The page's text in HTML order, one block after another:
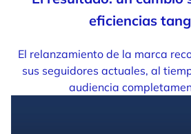
eficiencias
El relanzamiento de la marca
sus seguidores actuales, al
audiencia